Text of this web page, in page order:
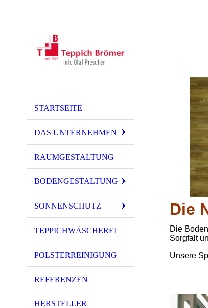
STARTSEITE
DAS UNTERNEHMEN
RAUMGESTALTUNG
BODENGESTALTUNG
SONNENSCHUTZ
TEPPICHWÄSCHEREI
POLSTERREINIGUNG
REFERENZEN
HERSTELLER
Die
Die
Sorgfalt
Unsere